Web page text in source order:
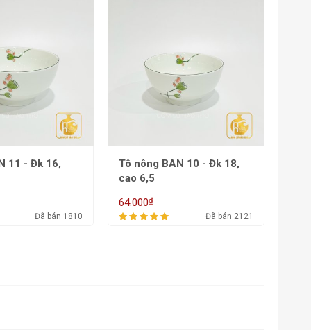
10 - Đk 18,
Đã bán 2121
Đĩa vuông cắt BAN 9 - ĐK
22
78.000₫
Đã bán 1878